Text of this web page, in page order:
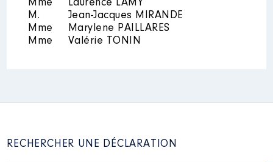
Mme
Laurence LAMY
M.
Jean-Jacques MIRANDE
Mme
Marylene PAILLARES
Mme
Valérie TONIN
RECHERCHER UNE DÉCLARATION